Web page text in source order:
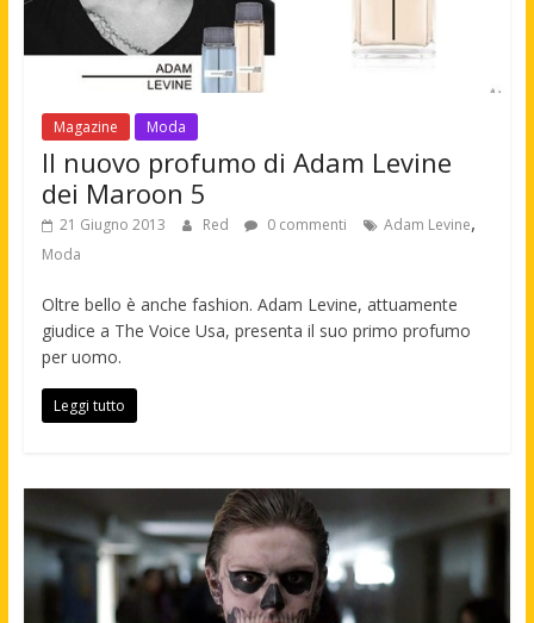
Magazine Moda
Il nuovo profumo di Adam Levine
dei Maroon 5
21 Giugno 2013 Red 0 commenti Adam Levine,
Moda
Oltre bello è anche fashion. Adam Levine, attuamente
giudice a The Voice Usa, presenta il suo primo profumo
per uomo.
Leggi tutto